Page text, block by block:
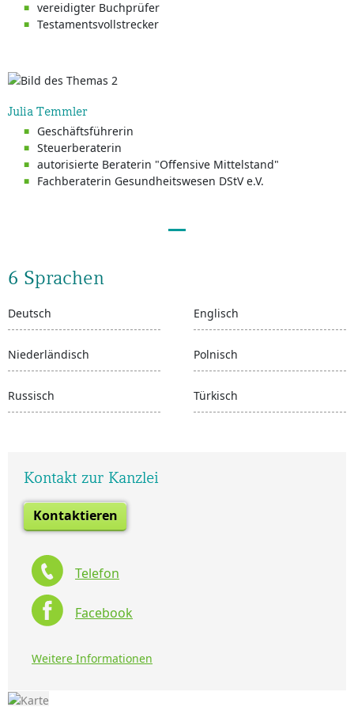
vereidigter Buchprüfer
Testamentsvollstrecker
Julia Temmler
Geschäftsführerin
Steuerberaterin
autorisierte Beraterin "Offensive Mittelstand"
Fachberaterin Gesundheitswesen DStV e.V.
6 Sprachen
Deutsch Englisch
Niederländisch Polnisch
Russisch Türkisch
Kontakt zur Kanzlei
Kontaktieren
Telefon
Facebook
Weitere Informationen